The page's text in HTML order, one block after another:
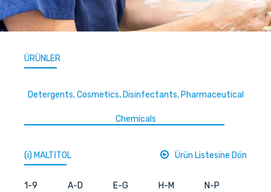
ÜRÜNLER
Detergents, Cosmetics, Disinfectants, Pharmaceutical
Chemicals
(i) MALTİTOL Ürün Listesine Dön
1-9 A-D E-G H-M N-P